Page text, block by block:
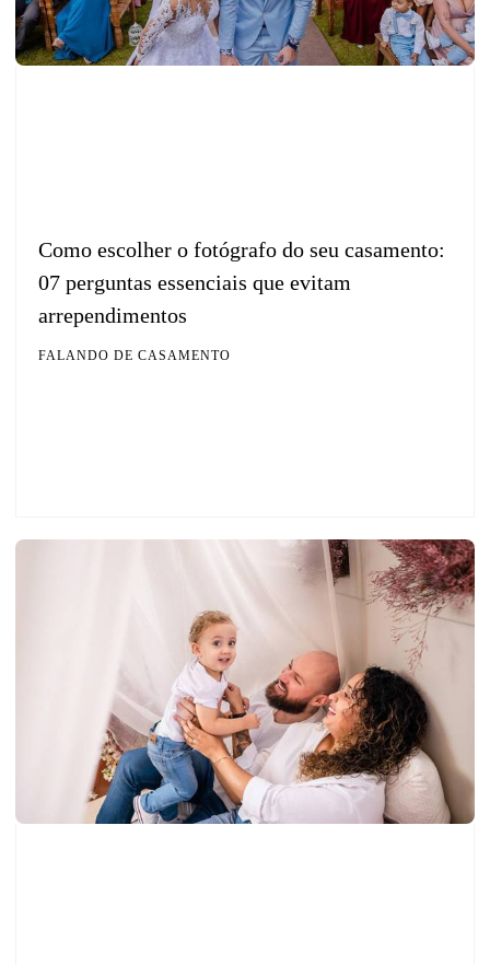
Como escolher o fotógrafo do seu casamento:
07 perguntas essenciais que evitam
arrependimentos
FALANDO DE CASAMENTO